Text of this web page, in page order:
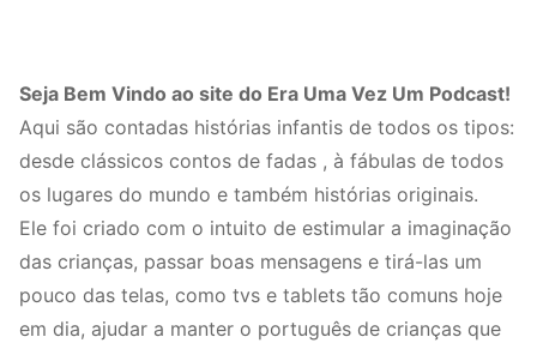
Seja Bem Vindo ao site do Era Uma Vez Um Podcast!
Aqui são contadas histórias infantis de todos os tipos:
desde clássicos contos de fadas , à fábulas de todos
os lugares do mundo e também histórias originais.
Ele foi criado com o intuito de estimular a imaginação
das crianças, passar boas mensagens e tirá-las um
pouco das telas, como tvs e tablets tão comuns hoje
em dia, ajudar a manter o português de crianças que